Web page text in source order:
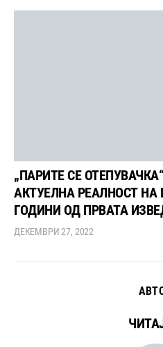
„ПАРИТЕ СЕ
АКТУЕЛНА РЕАЛНОСТ НА
ГОДИНИ ОД ПРВАТА
ДЕКЕМВРИ 27, 2022